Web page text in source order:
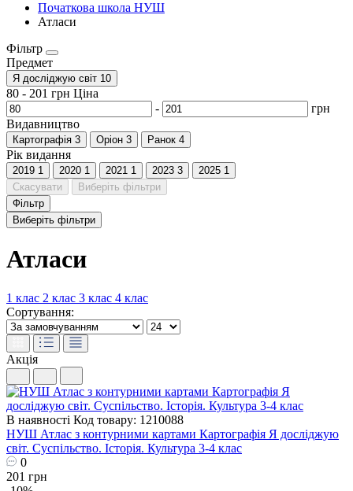
Початкова школа НУШ
Атласи
Фільтр
Предмет
Я досліджую світ 10
80 - 201 грн Ціна
-
грн
Видавництво
Картографія 3 Оріон 3 Ранок 4
Рік видання
2019 1 2020 1 2021 1 2023 3 2025 1
Скасувати
Виберіть фільтри
Фільтр
Виберіть фільтри
Атласи
1 клас 2 клас 3 клас 4 клас
Сортування:
Акція
В наявності Код товару: 1210088
НУШ Атлас з контурними картами Картографія Я досліджую
світ. Суспільство. Історія. Культура 3-4 клас
0
201 грн